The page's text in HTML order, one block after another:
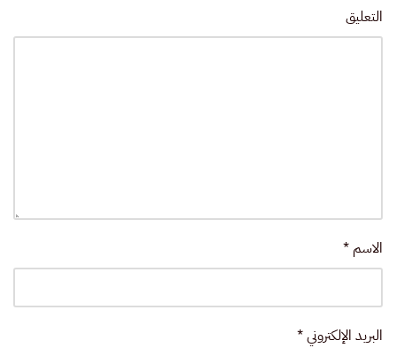
التعليق
الاسم *
البريد الإلكتروني*